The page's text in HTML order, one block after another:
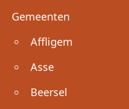
Voet
Gemeenten
Affligem
Asse
Beersel